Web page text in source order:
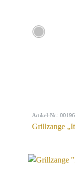
Artikel-Nr.:
Grillzange